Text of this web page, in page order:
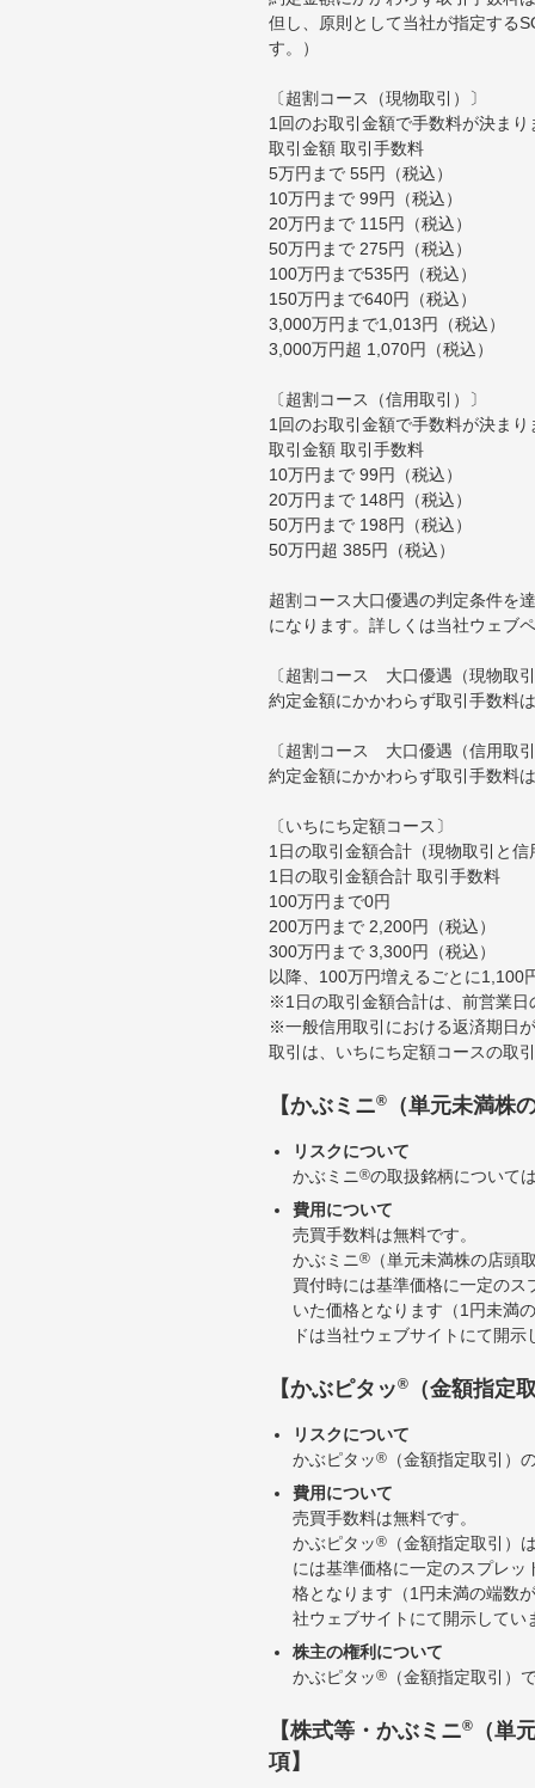
但し、原則として当社が指定する
す。）
〔超割コース（現物取引）〕
1回のお取引金額で手数料が決まり
取引金額 取引手数料
5万円まで 55円（税込）
10万円まで 99円（税込）
20万円まで 115円（税込）
50万円まで 275円（税込）
100万円まで535円（税込）
150万円まで640円（税込）
3,000万円まで1,013円（税込）
3,000万円超 1,070円（税込）
〔超割コース（信用取引）〕
1回のお取引金額で手数料が決まり
取引金額 取引手数料
10万円まで 99円（税込）
20万円まで 148円（税込）
50万円まで 198円（税込）
50万円超 385円（税込）
超割コース大口優遇の判定条件を
になります。詳しくは当社ウェブ
〔超割コース 大口優遇（現物取
約定金額にかかわらず取引手数料
〔超割コース 大口優遇（信用取
約定金額にかかわらず取引手数料
〔いちにち定額コース〕
1日の取引金額合計（現物取引と
1日の取引金額合計 取引手数料
100万円まで0円
200万円まで 2,200円（税込）
300万円まで 3,300円（税込）
以降、100万円増えるごとに1,100
※1日の取引金額合計は、前営業日
※一般信用取引における返済期日
取引は、いちにち定額コースの取
【かぶミニ® （単元未満株
リスクについて
かぶミニ®の取扱銘柄について
費用について
売買手数料は無料です。
かぶミニ®
（単元未満株の店頭
買付時には基準価格に一定の
いた価格となります（1円未満
ドは当社ウェブサイトにて開
【かぶピタッ® （金額指定
リスクについて
かぶピタッ®
（金額指定取引）
費用について
売買手数料は無料です。
かぶピタッ®
（金額指定取引）
には基準価格に一定のスプレ
格となります（1円未満の端数
社ウェブサイトにて開示して
株主の権利について
かぶピタッ® （金額指定取引）
【株式等・かぶミニ®
（単
項】